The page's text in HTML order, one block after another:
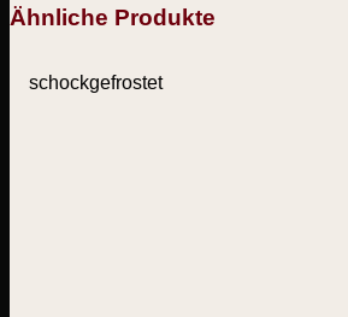
Ähnliche Produkte
schockgefrostet